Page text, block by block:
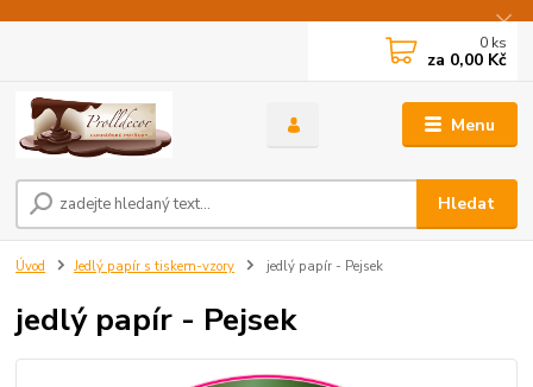
Menu
Hledat
0 ks
za 0,00 Kč
Úvod Jedlý papír s tiskem-vzory jedlý papír - Pejsek
jedlý papír - Pejsek